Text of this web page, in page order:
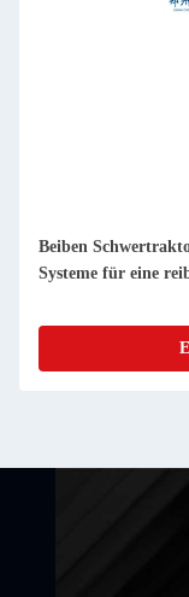
Beiben
Systeme für eine